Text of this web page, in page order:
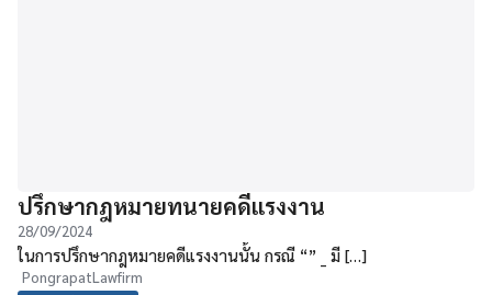
ปรึกษากฎหมายทนายคดีแรงงาน
28/09/2024
ในการปรึกษากฎหมายคดีแรงงานนั้น กรณี “” _ มี […]
PongrapatLawfirm